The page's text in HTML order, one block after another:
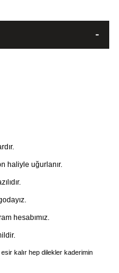
haliyle uğurlanır.
hesabımız.
kalır hep dilekler kaderimin